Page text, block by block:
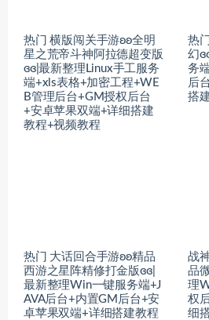
热门 横版闯关手游ʚʚ全明
星之荒帝斗神阿拉德超变版
ɞɞ|最新整理Linux手工服务
端+xls表格+加密工程+WE
B管理后台+GM授权后台
+安卓苹果双端+详细搭建
教程+视频教程
热
幻
务
后
搭
热门 大话回合手游ʚʚ精品
西游之星阵精修打金版ɞɞ|
最新整理Win一键服务端+J
AVA后台+内置GM后台+安
卓苹果双端+详细搭建教程
战
品
理
权
细